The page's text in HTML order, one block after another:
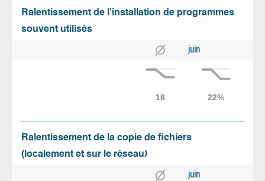
Ralentissement de l’installation de programmes
souvent utilisés
juin
Ralentissement de la copie de fichiers
(localement et sur le réseau)
juin